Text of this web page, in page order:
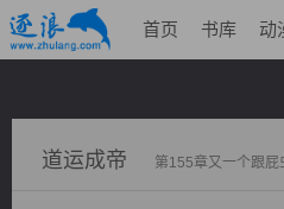
首页 书库 动
道运成帝 第155章又一个跟屁